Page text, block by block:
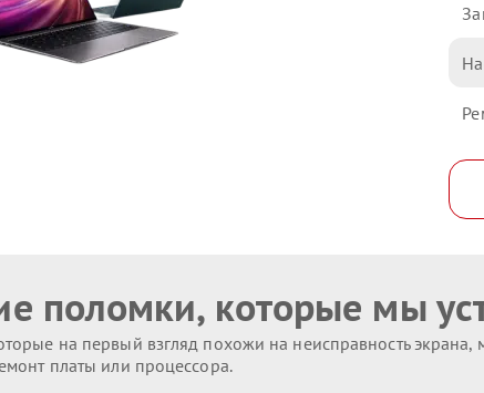
поломки, которые мы
на первый взгляд похожи на неисправность
платы или процессора.